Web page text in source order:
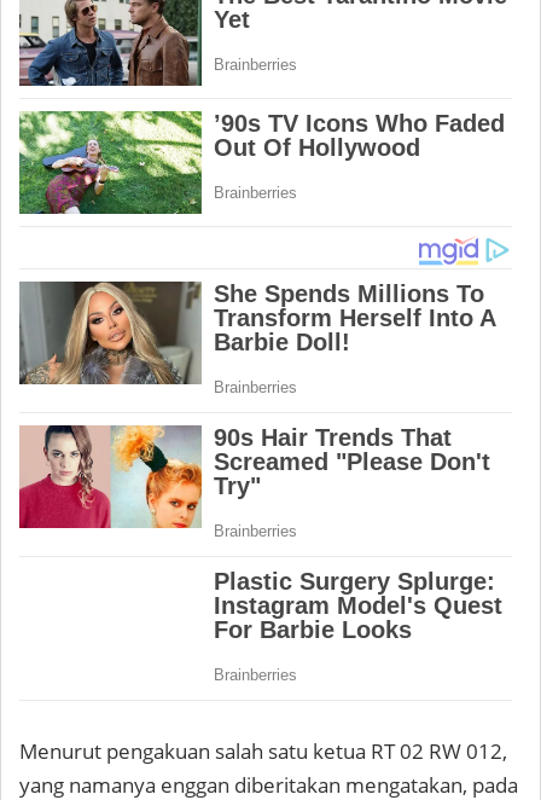
Menurut pengakuan salah satu ketua RT 02 RW 012,
yang namanya enggan diberitakan mengatakan, pada